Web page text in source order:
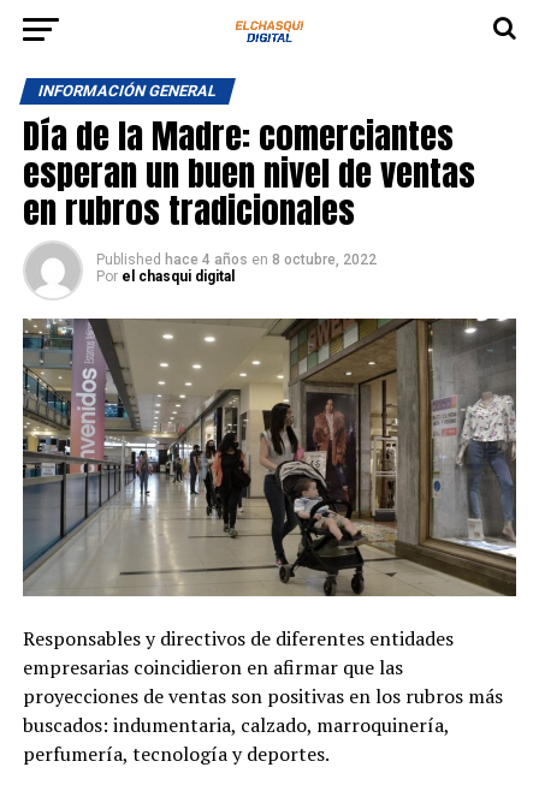
INFORMACIÓN GENERAL
Día de la Madre: comerciantes
esperan un buen nivel de ventas
en rubros tradicionales
Published hace 4 años en 8 octubre, 2022
Por el chasqui digital
Responsables y directivos de diferentes entidades
empresarias coincidieron en afirmar que las
proyecciones de ventas son positivas en los rubros más
buscados: indumentaria, calzado, marroquinería,
perfumería, tecnología y deportes.